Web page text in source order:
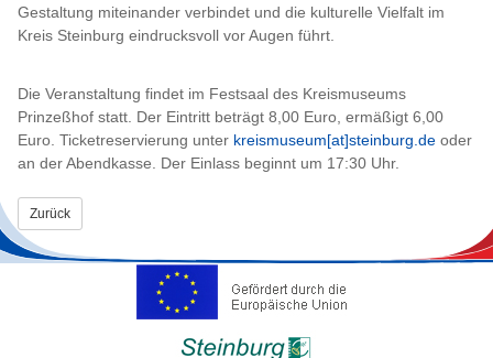
Gestaltung miteinander verbindet und die kulturelle Vielfalt im
Kreis Steinburg eindrucksvoll vor Augen führt.
Die Veranstaltung findet im Festsaal des Kreismuseums
Prinzeßhof statt. Der Eintritt beträgt 8,00 Euro, ermäßigt 6,00
Euro. Ticketreservierung unter kreismuseum[at]steinburg.de oder
an der Abendkasse. Der Einlass beginnt um 17:30 Uhr.
Zurück